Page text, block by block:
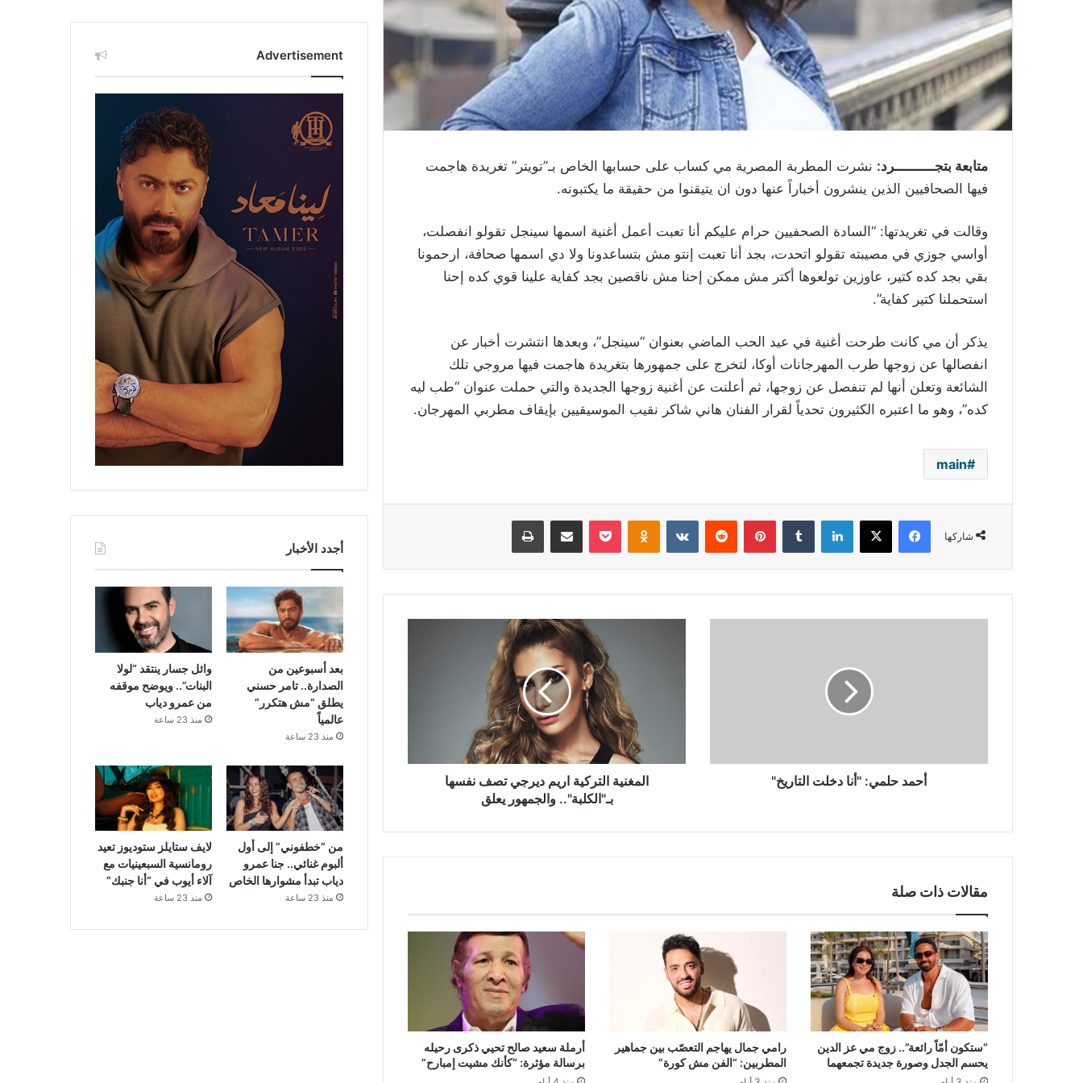
متابعة بتجــــــــــرد: نشرت المطربة المصرية مي كساب على حسابها الخاص بـ”تويتر” تغريدة هاجمت
فيها الصحافيين الذين ينشرون أخباراً عنها دون ان يتيقنوا من حقيقة ما يكتبونه.
وقالت في تغريدتها: “السادة الصحفيين حرام عليكم أنا تعبت أعمل أغنية اسمها سينجل تقولو انفصلت،
أواسي جوزي في مصيبته تقولو اتحدت، بجد أنا تعبت إنتو مش بتساعدونا ولا دي اسمها صحافة، ارحمونا
بقي بجد كده كتير، عاوزين تولعوها أكتر مش ممكن إحنا مش ناقصين بجد كفاية علينا قوي كده إحنا
استحملنا كتير كفاية”.
يذكر أن مي كانت طرحت أغنية في عيد الحب الماضي بعنوان “سينجل”، وبعدها انتشرت أخبار عن
انفصالها عن زوجها طرب المهرجانات أوكا، لتخرج على جمهورها بتغريدة هاجمت فيها مروجي تلك
الشائعة وتعلن أنها لم تنفصل عن زوجها، ثم أعلنت عن أغنية زوجها الجديدة والتي حملت عنوان “طب ليه
كده”، وهو ما اعتبره الكثيرون تحدياً لقرار الفنان هاني شاكر نقيب الموسيقيين بإيقاف مطربي المهرجان.
main
شاركها
فيسبوك ‫X لينكدإن بينتيريست Odnoklassniki
‫Pocket مشاركة عبر البريد طباعة
أحمد حلمي: "أنا دخلت التاريخ"
يعلق
المغنية التركية اريم ديرجي تصف نفسها
بـ"الكلبة".. والجمهور يعلق
مقالات ذات صلة
“ستكون أمّاً رائعة”.. زوج مي عز الدين
يحسم الجدل وصورة جديدة تجمعهما
رامي جمال يهاجم التعصّب بين جماهير
المطربين: “الفن مش كورة”
أرملة سعيد صالح تحيي ذكرى رحيله
برسالة مؤثرة: “كأنك مشيت إمبارح”
Advertisement
أجدد الأخبار
بعد أسبوعين من
الصدارة.. تامر حسني
يطلق “مش هتكرر”
عالمياً
منذ 23 ساعة
وائل جسار ينتقد “لولا
البنات”.. ويوضح موقفه
من عمرو دياب
منذ 23 ساعة
من “خطفوني” إلى أول
ألبوم غنائي.. جنا عمرو
دياب تبدأ مشوارها الخاص
منذ 23 ساعة
لايف ستايلز ستوديوز تعيد
رومانسية السبعينيات مع
آلاء أيوب في “أنا جنبك”
منذ 23 ساعة